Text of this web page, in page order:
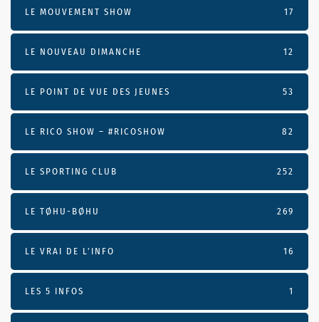
LE MOUVEMENT SHOW 17
LE NOUVEAU DIMANCHE 12
LE POINT DE VUE DES JEUNES 53
LE RICO SHOW – #RICOSHOW 82
LE SPORTING CLUB 252
LE TØHU-BØHU 269
LE VRAI DE L’INFO 16
LES 5 INFOS 1